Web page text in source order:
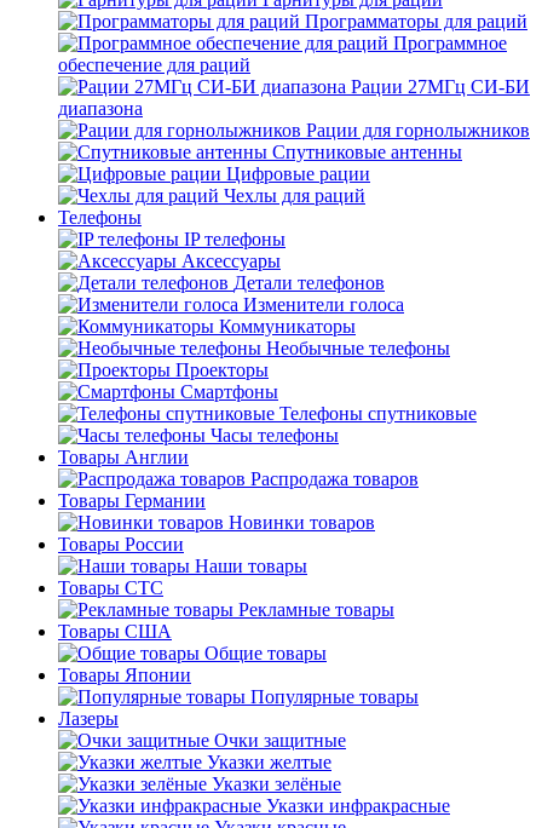
Программаторы для раций
Программное
обеспечение для раций
Рации 27МГц СИ-БИ
диапазона
Рации для горнолыжников
Спутниковые антенны
Цифровые рации
Чехлы для раций
Телефоны
IP телефоны
Аксессуары
Детали телефонов
Изменители голоса
Коммуникаторы
Необычные телефоны
Проекторы
Смартфоны
Телефоны спутниковые
Часы телефоны
Товары Англии
Распродажа товаров
Товары Германии
Новинки товаров
Товары России
Наши товары
Товары СТС
Рекламные товары
Товары США
Общие товары
Товары Японии
Популярные товары
Лазеры
Очки защитные
Указки желтые
Указки зелёные
Указки инфракрасные